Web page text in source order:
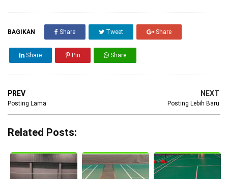
BAGIKAN Share Tweet Share
Share Pin Share
PREV
Posting Lama
NEXT
Posting Lebih Baru
Related Posts: